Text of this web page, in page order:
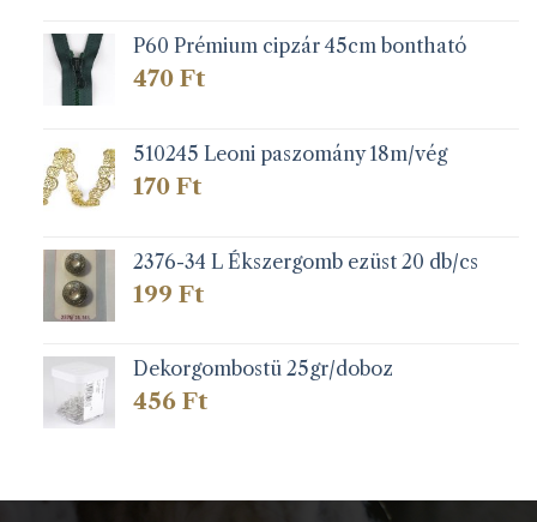
P60 Prémium cipzár 45cm bontható
470 Ft
510245 Leoni paszomány 18m/vég
170 Ft
2376-34 L Ékszergomb ezüst 20 db/cs
199 Ft
Dekorgombostü 25gr/doboz
456 Ft